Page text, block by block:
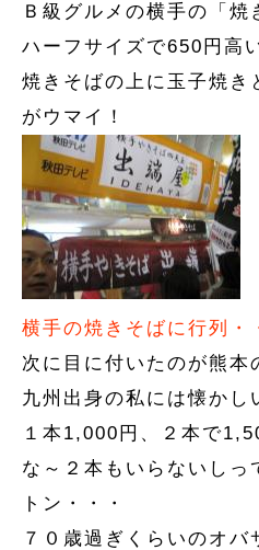
Ｂ級グルメの横手の「
ハーフサイズで650円高
焼きそばの上に玉子焼き
がウマイ！
横手の焼きそばに行列・
次に目に付いたのが熊本
九州出身の私には懐かし
１本1,000円、２本で
な～２本もいらないしっ
トン・・・
７０歳過ぎくらいのオバ